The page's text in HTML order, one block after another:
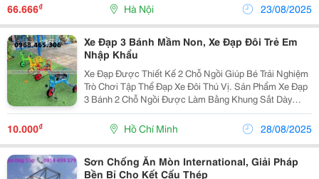
Doanh Nở Sắt, Nở Móc Hở, Nở Sắt Đầu Móc Tròn, Nở
Inox, Tắc Kê Nở Mắt Tròn Inox 304, Nở Móc Inox,...
66.666₫ Hà Nội 23/08/2025
Xe Đạp 3 Bánh Mầm Non, Xe Đạp Đôi Trẻ Em
Nhập Khẩu
Xe Đạp Được Thiết Kế 2 Chỗ Ngồi Giúp Bé Trải Nghiệm
Trò Chơi Tập Thể Đạp Xe Đôi Thú Vị. Sản Phẩm Xe Đạp
3 Bánh 2 Chỗ Ngồi Được Làm Bằng Khung Sắt Dày
Chắc Chắn. Chịu Được Trọng Lực Nặng Và Được Sơn
Phủ Lớp Sơn Tĩnh Điện Cao Cấp Chống Rỉ Sét Ăn Mòn.
10.000₫ Hồ Chí Minh 28/08/2025
Sơn Chống Ăn Mòn International, Giải Pháp
Bền Bỉ Cho Kết Cấu Thép